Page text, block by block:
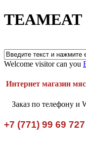
TEAMEAT
Welcome visitor can you
Интернет магазин
Заказ по телефону и
+7 (771) 99 69 727